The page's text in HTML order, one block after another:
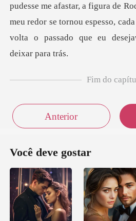
de
meu redor se tornou espesso,
Fim do
Anterior
Você deve gostar